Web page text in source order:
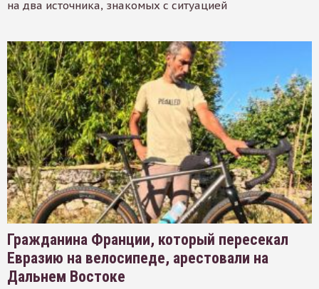
на два источника, знакомых с ситуацией
Гражданина Франции, который пересекал
Евразию на велосипеде, арестовали на
Дальнем Востоке